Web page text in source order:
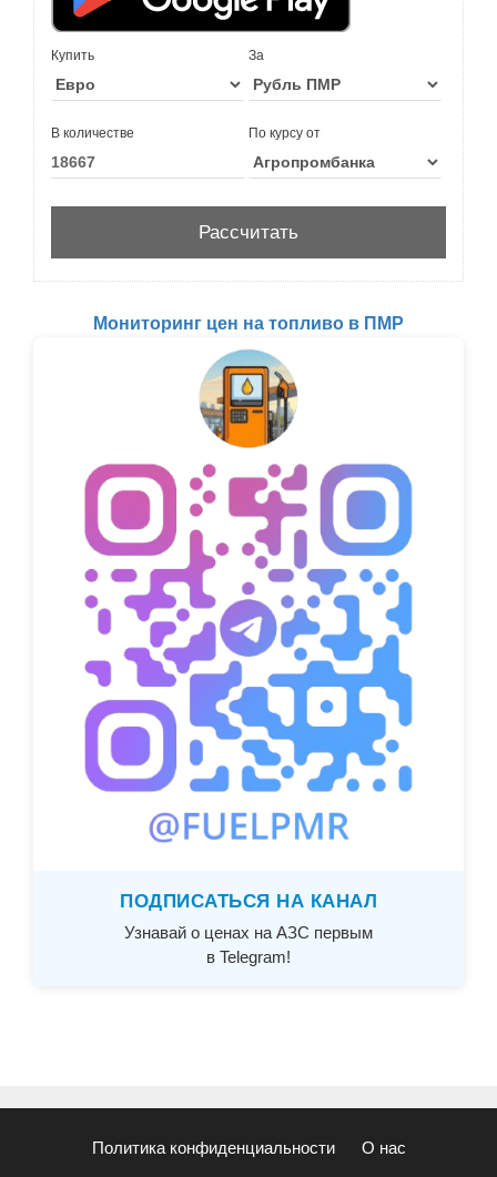
Купить За
В количестве По курсу от
Мониторинг цен на топливо в ПМР
ПОДПИСАТЬСЯ НА КАНАЛ
Узнавай о ценах на АЗС первым
в Telegram!
Политика конфиденциальности О нас